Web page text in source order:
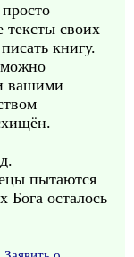
тексты своих
книгу.
вашими
пытаются
осталось